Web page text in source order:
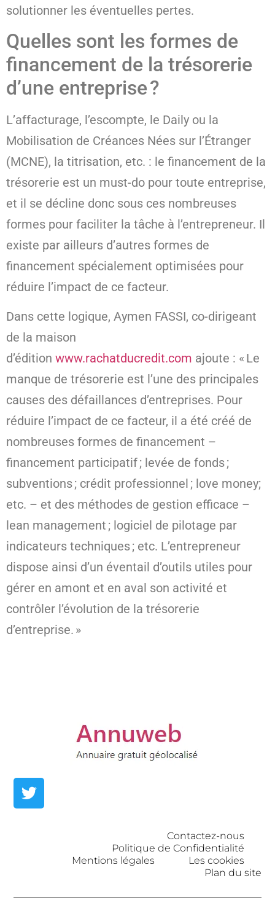
solutionner les éventuelles pertes.
Quelles sont les formes de
financement de la trésorerie
d’une entreprise ?
L’affacturage, l’escompte, le Daily ou la
Mobilisation de Créances Nées sur l’Étranger
(MCNE), la titrisation, etc. : le financement de la
trésorerie est un must-do pour toute entreprise,
et il se décline donc sous ces nombreuses
formes pour faciliter la tâche à l’entrepreneur. Il
existe par ailleurs d’autres formes de
financement spécialement optimisées pour
réduire l’impact de ce facteur.
Dans cette logique, Aymen FASSI, co-dirigeant
de la maison
d’édition www.rachatducredit.com ajoute : « Le
manque de trésorerie est l’une des principales
causes des défaillances d’entreprises. Pour
réduire l’impact de ce facteur, il a été créé de
nombreuses formes de financement –
financement participatif ; levée de fonds ;
subventions ; crédit professionnel ; love money;
etc. – et des méthodes de gestion efficace –
lean management ; logiciel de pilotage par
indicateurs techniques ; etc. L’entrepreneur
dispose ainsi d’un éventail d’outils utiles pour
gérer en amont et en aval son activité et
contrôler l’évolution de la trésorerie
d’entreprise. »
Contactez-nous
Politique de Confidentialité
Mentions légales
Les cookies
Plan du site